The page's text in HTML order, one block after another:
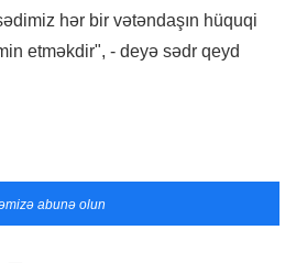
hər bir vətəndaşın hüquqi
etməkdir", - deyə sədr qeyd
abunə olun